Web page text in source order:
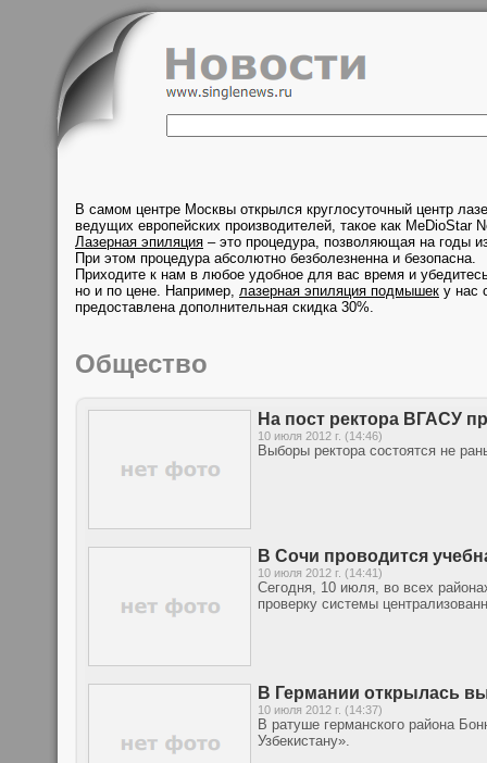
В самом центре Москвы открылся круглосуточный центр
ведущих европейских производителей, такое как MeDioStar
Лазерная эпиляция – это процедура, позволяющая на годы
При этом процедура абсолютно безболезненна и безопасна.
Приходите к нам в любое удобное для вас время и
но и по цене. Например, лазерная эпиляция подмышек у нас
предоставлена дополнительная скидка 30%.
Общество
На пост ректора ВГАСУ
10 июля 2012 г. (14:46)
Выборы ректора состоятся не
В Сочи проводится
10 июля 2012 г. (14:41)
Сегодня, 10 июля, во всех
проверку системы
В Германии открылась
10 июля 2012 г. (14:37)
В ратуше германского района
Узбекистану».